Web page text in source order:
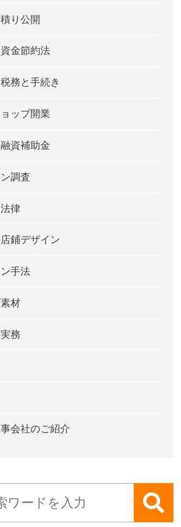
り公開
金節約法
務と手続き
ップ開業
資補助金
調査
律
鋪デザイン
手法
材
務
会社のご紹介